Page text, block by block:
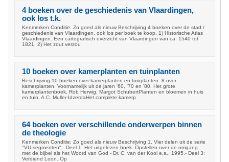
4 boeken over de geschiedenis van Vlaardingen,
ook los t.k.
Kenmerken Conditie: Zo goed als nieuw Beschrijving 4 boeken over de stad /
geschiedenis van Vlaardingen, ook los per boek te koop. 1) Historische Atlas
Vlaardingen. Een cartografisch overzicht van Vlaardingen van ca. 1540 tot
1821. 2) Het zout verzou
10 boeken over kamerplanten en tuinplanten
Beschrijving 10 boeken over kamerplanten en tuinplanten. 8 over
kamerplanten. Voornamelijk uit de jaren '60, '70 en '80. Het grote
kamerplantenboek, Rob Herwig, Margot SchubertPlanten en bloemen in huis
en tuin, A.C. Muller-IdzerdaHet complete kamerp
64 boeken over verschillende onderwerpen binnen
de theologie
Kenmerken Conditie: Zo goed als nieuw Beschrijving 1. Vier delen uit de serie
"VU-segmenten":- Deel 1: Het uitgelezen boek. Opstellen over de omgang
met de bijbel als het Woord van God - Dr. C. van der Kooi e.a., 1995.- Deel 3:
Verdiend Loon. Op